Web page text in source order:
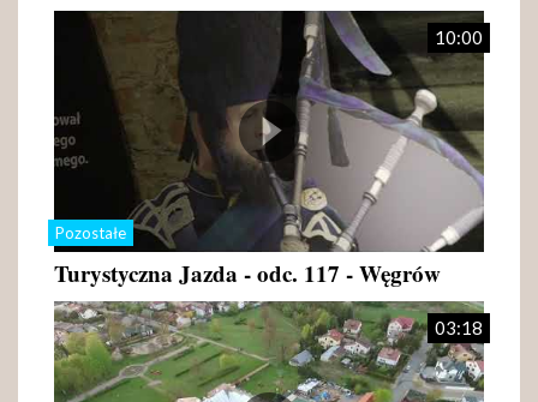
Pozostałe
10:00
Turystyczna Jazda - odc. 117 - Węgrów
03:18